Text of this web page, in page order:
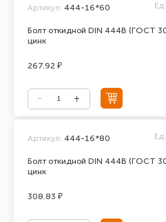
Болт откидной DIN 444В (ГОСТ
цинк
Артикул: 444-16*60
267.92 ₽
Болт откидной DIN 444В (ГОСТ
цинк
Артикул: 444-16*80
308.83 ₽